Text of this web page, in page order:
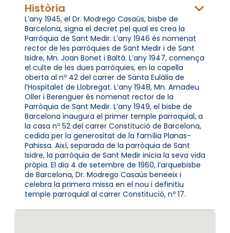
Història
L’any 1945, el Dr. Modrego Casaús, bisbe de
Barcelona, signa el decret pel qual es crea la
Parròquia de Sant Medir. L’any 1946 és nomenat
rector de les parròquies de Sant Medir i de Sant
Isidre, Mn. Joan Bonet i Baltà. L’any 1947, comença
el culte de les dues parròquies, en la capella
oberta al nº 42 del carrer de Santa Eulàlia de
l’Hospitalet de Llobregat. L’any 1948, Mn. Amadeu
Oller i Berenguer és nomenat rector de la
Parròquia de Sant Medir. L’any 1949, el bisbe de
Barcelona inaugura el primer temple parroquial, a
la casa nº 52 del carrer Constitució de Barcelona,
cedida per la generositat de la família Planas-
Pahissa. Així, separada de la parròquia de Sant
Isidre, la parròquia de Sant Medir inicia la seva vida
pròpia. El dia 4 de setembre de 1960, l’arquebisbe
de Barcelona, Dr. Modrego Casaús beneeix i
celebra la primera missa en el nou i definitiu
temple parroquial al carrer Constitució, nº 17.